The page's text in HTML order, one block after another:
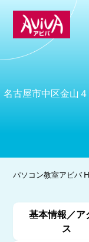
名古屋市中区金山
パソコン教室アビバ
基本情報／ア
ス